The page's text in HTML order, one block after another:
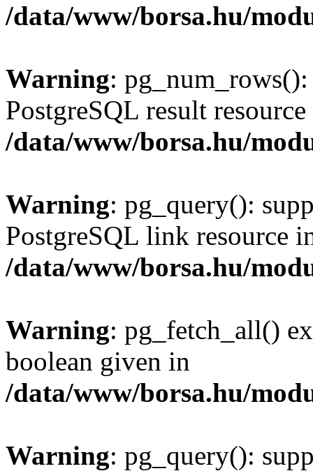
/data/www/borsa.hu/
Warning:
PostgreSQL result
/data/www/borsa.hu/
Warning: pg_query():
PostgreSQL link resource
/data/www/borsa.hu/
Warning: pg_fetch_all()
boolean given in
/data/www/borsa.hu/
Warning: pg_query():